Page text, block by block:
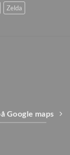
Zelda
Google maps